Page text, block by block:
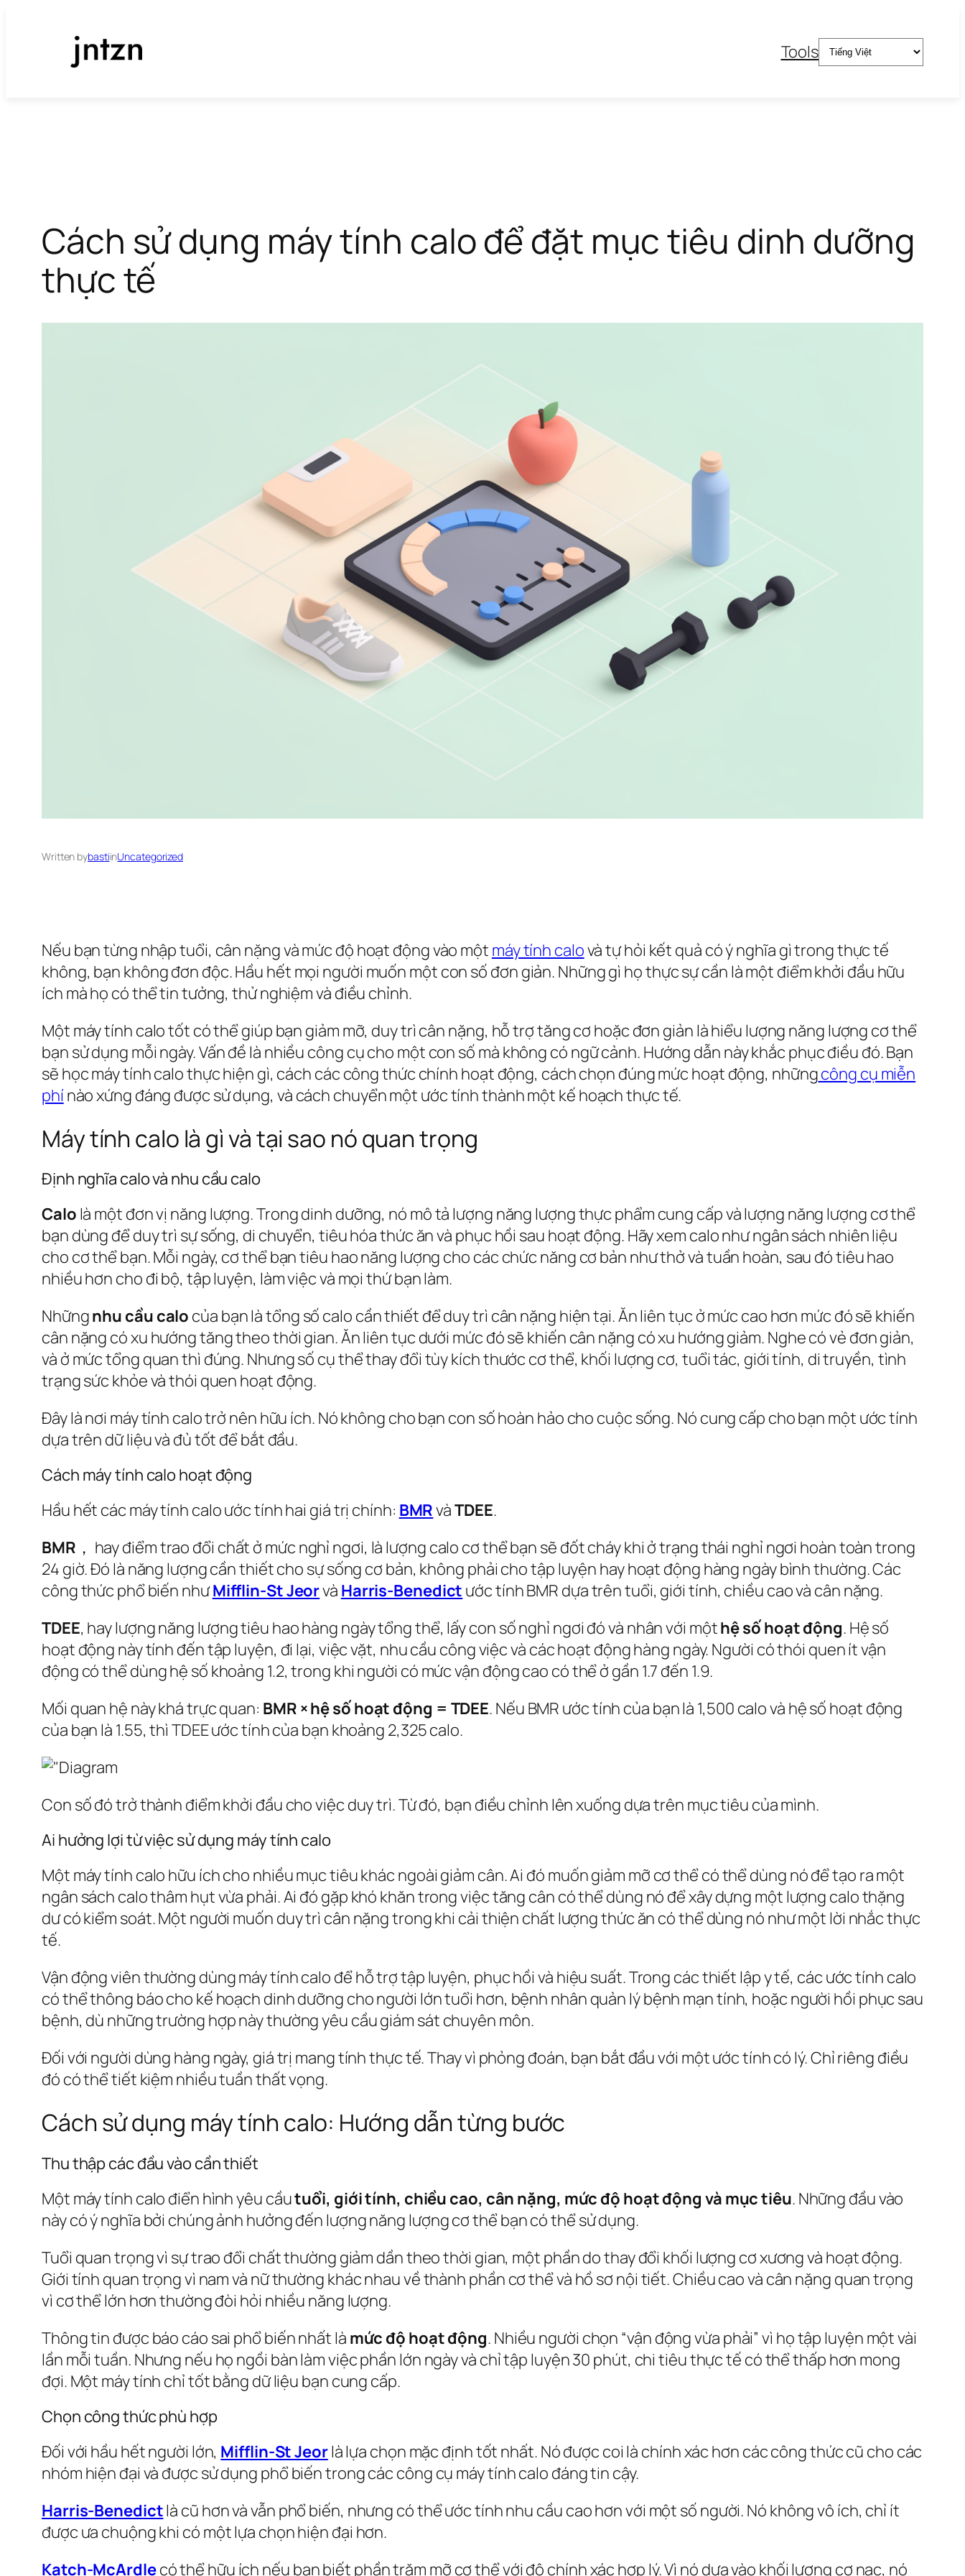
ToolsChọn
một
Cách sử dụng máy tính calo để đặt mục tiêu dinh dưỡng
thực tế
Written bybastiinUncategorized
Nếu bạn từng nhập tuổi, cân nặng và mức độ hoạt động vào một máy tính calovà tự hỏi kết quả có ý nghĩa gì trong thực tế
không, bạn không đơn độc. Hầu hết mọi người muốn một con số đơn giản. Những gì họ thực sự cần là một điểm khởi đầu hữu
ích mà họ có thể tin tưởng, thử nghiệm và điều chỉnh.
Một máy tính calo tốt có thể giúp bạn giảm mỡ, duy trì cân nặng, hỗ trợ tăng cơ hoặc đơn giản là hiểu lượng năng lượng cơ thể
bạn sử dụng mỗi ngày. Vấn đề là nhiều công cụ cho một con số mà không có ngữ cảnh. Hướng dẫn này khắc phục điều đó. Bạn
sẽ học máy tính calo thực hiện gì, cách các công thức chính hoạt động, cách chọn đúng mức hoạt động, nhữngcông cụ miễn
phí nào xứng đáng được sử dụng, và cách chuyển một ước tính thành một kế hoạch thực tế.
Máy tính calo là gì và tại sao nó quan trọng
Định nghĩa calo và nhu cầu calo
Calo là một đơn vị năng lượng. Trong dinh dưỡng, nó mô tả lượng năng lượng thực phẩm cung cấp và lượng năng lượng cơ thể
bạn dùng để duy trì sự sống, di chuyển, tiêu hóa thức ăn và phục hồi sau hoạt động. Hãy xem calo như ngân sách nhiên liệu
cho cơ thể bạn. Mỗi ngày, cơ thể bạn tiêu hao năng lượng cho các chức năng cơ bản như thở và tuần hoàn, sau đó tiêu hao
nhiều hơn cho đi bộ, tập luyện, làm việc và mọi thứ bạn làm.
Nhữngnhu cầu calo của bạn là tổng số calo cần thiết để duy trì cân nặng hiện tại. Ăn liên tục ở mức cao hơn mức đó sẽ khiến
cân nặng có xu hướng tăng theo thời gian. Ăn liên tục dưới mức đó sẽ khiến cân nặng có xu hướng giảm. Nghe có vẻ đơn giản,
và ở mức tổng quan thì đúng. Nhưng số cụ thể thay đổi tùy kích thước cơ thể, khối lượng cơ, tuổi tác, giới tính, di truyền, tình
trạng sức khỏe và thói quen hoạt động.
Đây là nơi máy tính calo trở nên hữu ích. Nó không cho bạn con số hoàn hảo cho cuộc sống. Nó cung cấp cho bạn một ước tính
dựa trên dữ liệu và đủ tốt để bắt đầu.
Cách máy tính calo hoạt động
Hầu hết các máy tính calo ước tính hai giá trị chính: BMRvàTDEE.
BMR ， hayđiểm trao đổi chất ở mức nghỉ ngơi, là lượng calo cơ thể bạn sẽ đốt cháy khi ở trạng thái nghỉ ngơi hoàn toàn trong
24 giờ. Đó là năng lượng cần thiết cho sự sống cơ bản, không phải cho tập luyện hay hoạt động hàng ngày bình thường. Các
công thức phổ biến nhưMifflin-St Jeorvà Harris-Benedict ước tính BMR dựa trên tuổi, giới tính, chiều cao và cân nặng.
TDEE, haylượng năng lượng tiêu hao hàng ngày tổng thể, lấy con số nghỉ ngơi đó và nhân với mộthệ số hoạt động. Hệ số
hoạt động này tính đến tập luyện, đi lại, việc vặt, nhu cầu công việc và các hoạt động hàng ngày. Người có thói quen ít vận
động có thể dùng hệ số khoảng 1.2, trong khi người có mức vận động cao có thể ở gần 1.7 đến 1.9.
Mối quan hệ này khá trực quan: BMR × hệ số hoạt động = TDEE. Nếu BMR ước tính của bạn là 1,500 calo và hệ số hoạt động
của bạn là 1.55, thì TDEE ước tính của bạn khoảng 2,325 calo.
Con số đó trở thành điểm khởi đầu cho việc duy trì. Từ đó, bạn điều chỉnh lên xuống dựa trên mục tiêu của mình.
Ai hưởng lợi từ việc sử dụng máy tính calo
Một máy tính calo hữu ích cho nhiều mục tiêu khác ngoài giảm cân. Ai đó muốn giảm mỡ cơ thể có thể dùng nó để tạo ra một
ngân sách calo thâm hụt vừa phải. Ai đó gặp khó khăn trong việc tăng cân có thể dùng nó để xây dựng một lượng calo thặng
dư có kiểm soát. Một người muốn duy trì cân nặng trong khi cải thiện chất lượng thức ăn có thể dùng nó như một lời nhắc thực
tế.
Vận động viên thường dùng máy tính calo để hỗ trợ tập luyện, phục hồi và hiệu suất. Trong các thiết lập y tế, các ước tính calo
có thể thông báo cho kế hoạch dinh dưỡng cho người lớn tuổi hơn, bệnh nhân quản lý bệnh mạn tính, hoặc người hồi phục sau
bệnh, dù những trường hợp này thường yêu cầu giám sát chuyên môn.
Đối với người dùng hàng ngày, giá trị mang tính thực tế. Thay vì phỏng đoán, bạn bắt đầu với một ước tính có lý. Chỉ riêng điều
đó có thể tiết kiệm nhiều tuần thất vọng.
Cách sử dụng máy tính calo: Hướng dẫn từng bước
Thu thập các đầu vào cần thiết
Một máy tính calo điển hình yêu cầutuổi, giới tính, chiều cao, cân nặng, mức độ hoạt động và mục tiêu. Những đầu vào
này có ý nghĩa bởi chúng ảnh hưởng đến lượng năng lượng cơ thể bạn có thể sử dụng.
Tuổi quan trọng vì sự trao đổi chất thường giảm dần theo thời gian, một phần do thay đổi khối lượng cơ xương và hoạt động.
Giới tính quan trọng vì nam và nữ thường khác nhau về thành phần cơ thể và hồ sơ nội tiết. Chiều cao và cân nặng quan trọng
vì cơ thể lớn hơn thường đòi hỏi nhiều năng lượng.
Thông tin được báo cáo sai phổ biến nhất là mức độ hoạt động. Nhiều người chọn “vận động vừa phải” vì họ tập luyện một vài
lần mỗi tuần. Nhưng nếu họ ngồi bàn làm việc phần lớn ngày và chỉ tập luyện 30 phút, chi tiêu thực tế có thể thấp hơn mong
đợi. Một máy tính chỉ tốt bằng dữ liệu bạn cung cấp.
Chọn công thức phù hợp
Đối với hầu hết người lớn, Mifflin-St Jeorlà lựa chọn mặc định tốt nhất. Nó được coi là chính xác hơn các công thức cũ cho các
nhóm hiện đại và được sử dụng phổ biến trong các công cụ máy tính calo đáng tin cậy.
Harris-Benedictlà cũ hơn và vẫn phổ biến, nhưng có thể ước tính nhu cầu cao hơn với một số người. Nó không vô ích, chỉ ít
được ưa chuộng khi có một lựa chọn hiện đại hơn.
Katch-McArdlecó thể hữu ích nếu bạn biết phần trăm mỡ cơ thể với độ chính xác hợp lý. Vì nó dựa vào khối lượng cơ nạc, nó